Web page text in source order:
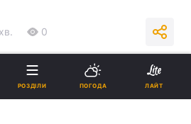
0
на нас в Google
Реклама
РОЗДІЛИ ПОГОДА ЛАЙТ